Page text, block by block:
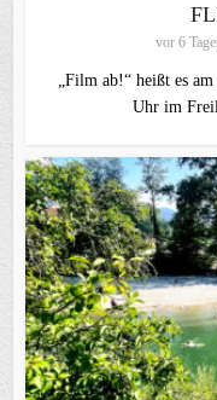
vor 6
„Film ab!“ heißt es
Uhr im